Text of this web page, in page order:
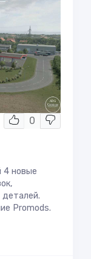
0
4 новые
Promods.